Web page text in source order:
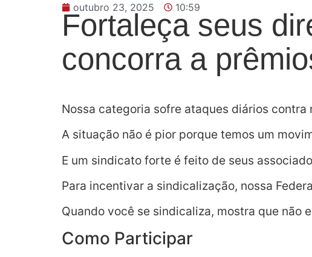
outubro 23, 2025 10:59
Fortaleça seus
concorra a
Nossa categoria sofre ataques diários contra
A situação não é pior porque temos um
E um sindicato forte é feito de seus
Para incentivar a sindicalização, nossa
Quando você se sindicaliza, mostra que não
Como Participar